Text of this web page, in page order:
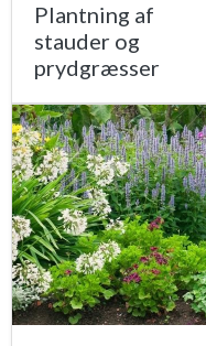
Plantning af
stauder og
prydgræsser